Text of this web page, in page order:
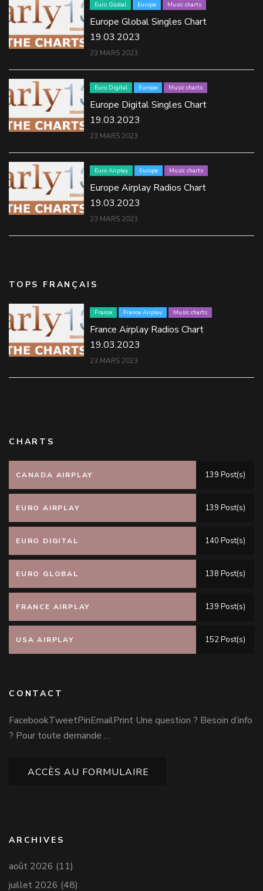
Euro Global Europe Music charts
Europe Global Singles Chart
19.03.2023
23 MARS 2023
Euro Digital Europe Music charts
Europe Digital Singles Chart
19.03.2023
23 MARS 2023
Euro Airplay Europe Music charts
Europe Airplay Radios Chart
19.03.2023
23 MARS 2023
TOPS FRANÇAIS
France France Airplay Music charts
France Airplay Radios Chart
19.03.2023
23 MARS 2023
CHARTS
CANADA AIRPLAY 139 Post(s)
EURO AIRPLAY 139 Post(s)
EURO DIGITAL 140 Post(s)
EURO GLOBAL 138 Post(s)
FRANCE AIRPLAY 139 Post(s)
USA AIRPLAY 152 Post(s)
CONTACT
FacebookTweetPinEmailPrint Une question ? Besoin d’info
? Pour toute demande …
ACCÈS AU FORMULAIRE
ARCHIVES
août 2026 (11)
juillet 2026 (48)